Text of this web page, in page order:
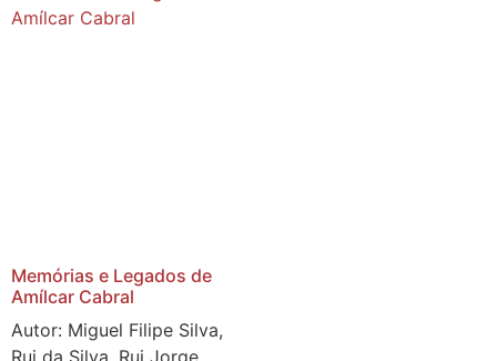
Memórias e Legados de
Amílcar Cabral
Autor: Miguel Filipe Silva,
Rui da Silva, Rui Jorge